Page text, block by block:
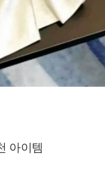
아이템